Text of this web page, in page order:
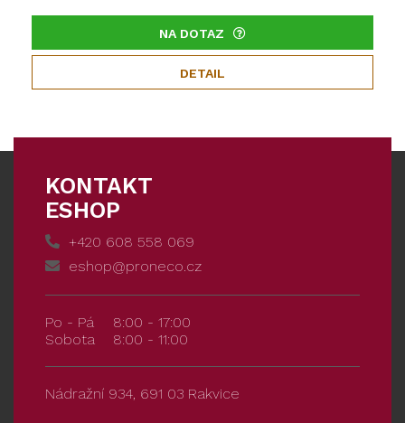
NA DOTAZ
DETAIL
KONTAKT
ESHOP
+420 608 558 069
eshop@proneco.cz
Po - Pá
8:00 - 17:00
Sobota
8:00 - 11:00
Nádražní 934, 691 03 Rakvice